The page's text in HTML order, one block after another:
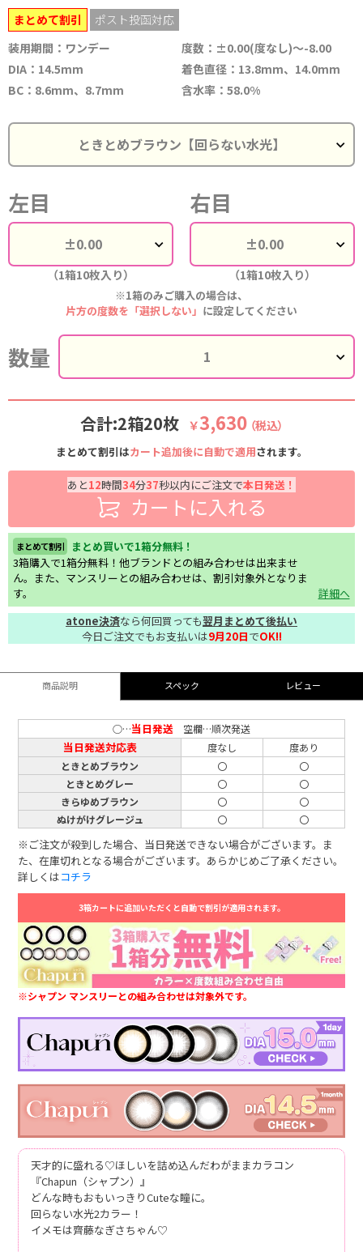
まとめて割引
ポスト投函対応
装用期間：ワンデー
度数：±0.00(度なし)～-8.00
DIA：14.5mm
着色直径：13.8mm、14.0mm
BC：8.6mm、8.7mm
含水率：58.0%
左目
（1箱10枚入り）
右目
（1箱10枚入り）
※1箱のみご購入の場合は、
片方の度数を「選択しない」 に設定してください
数量
合計:2箱20枚 ￥3,630 （税込）
まとめて割引はカート追加後に自動で適用されます。
あと12時間34分37秒以内にご注文で本日発送！
カートに入れる
まとめて割引
まとめ買いで1箱分無料！
3箱購入で1箱分無料！他ブランドとの組み合わせは出来ませ
ん。また、マンスリーとの組み合わせは、割引対象外となりま
す。
詳細へ
atone決済なら何回買っても翌月まとめて後払い
今日ご注文でもお支払いは9月20日でOK!!
商品説明 スペック レビュー
○…当日発送 空欄…順次発送
当日発送対応表 度なし
度あり
ときとめブラウン
〇
〇
ときとめグレー
〇
〇
きらゆめブラウン
〇
〇
ぬけがけグレージュ
〇 〇
※ご注文が殺到した場合、当日発送できない場合がございます。ま
た、在庫切れとなる場合がございます。あらかじめご了承ください。
詳しくはコチラ
3箱カートに追加いただくと自動で割引が適用されます。
※シャプン マンスリーとの組み合わせは対象外です。
天才的に盛れる♡ほしいを詰め込んだわがままカラコン
『Chapun（シャプン）』
どんな時もおもいっきりCuteな瞳に。
回らない水光2カラー！
イメモは齊藤なぎさちゃん♡